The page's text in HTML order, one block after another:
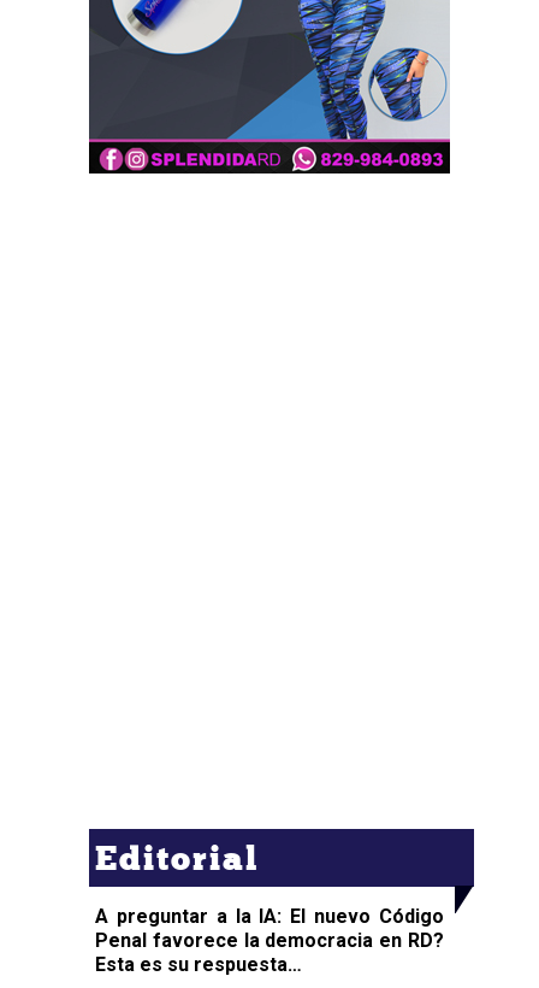
Editorial
A preguntar a la IA: El nuevo Código
Penal favorece la democracia en RD?
Esta es su respuesta…